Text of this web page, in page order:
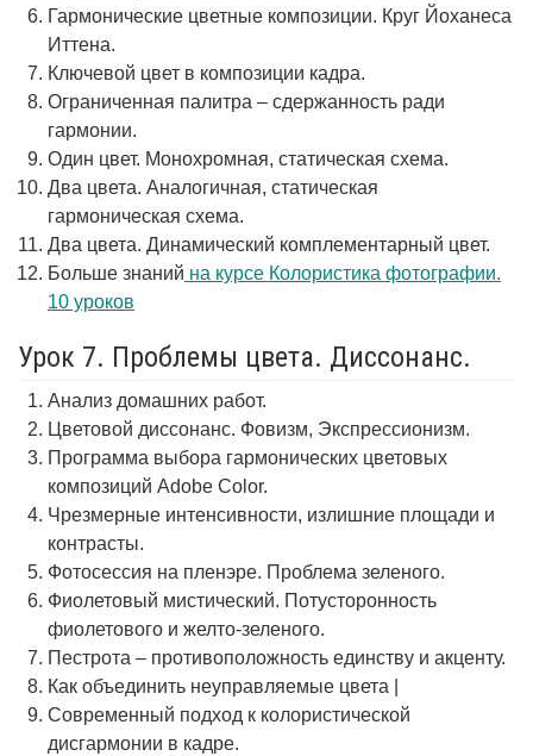
Гармонические цветные композиции. Круг Йоханеса
Иттена.
Ключевой цвет в композиции кадра.
Ограниченная палитра – сдержанность ради
гармонии.
Один цвет. Монохромная, статическая схема.
Два цвета. Аналогичная, статическая
гармоническая схема.
Два цвета. Динамический комплементарный цвет.
Больше знаний на курсе Колористика фотографии.
10 уроков
Урок 7. Проблемы цвета. Диссонанс.
Анализ домашних работ.
Цветовой диссонанс. Фовизм, Экспрессионизм.
Программа выбора гармонических цветовых
композиций Adobe Color.
Чрезмерные интенсивности, излишние площади и
контрасты.
Фотосессия на пленэре. Проблема зеленого.
Фиолетовый мистический. Потусторонность
фиолетового и желто-зеленого.
Пестрота – противоположность единству и акценту.
Как объединить неуправляемые цвета |
Современный подход к колористической
дисгармонии в кадре.